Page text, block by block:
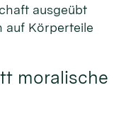
ausgeübt
auf Körperteile
moralische